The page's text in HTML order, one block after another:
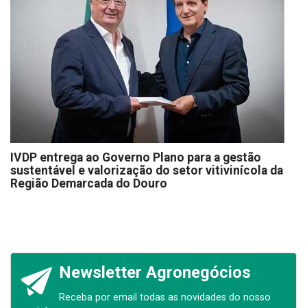
IVDP entrega ao Governo Plano para a gestão
sustentável e valorização do setor vitivinícola da
Região Demarcada do Douro
Newsletter Agronegócios
Receba por email todas as novidades do nosso